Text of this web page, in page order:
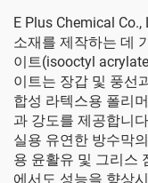
E Plus Chemical
소재를 제작하는 데
이트(isooctyl
이트는 장갑 및 풍선
합성 라텍스용 폴리
과 강도를 제공합니
실용 유연한 방수막
용 윤활유 및 그리스
에서도 성능을 향상